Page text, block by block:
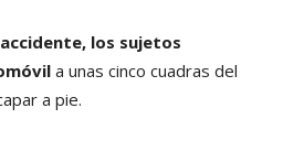
los sujetos
a unas cinco cuadras del
a pie.